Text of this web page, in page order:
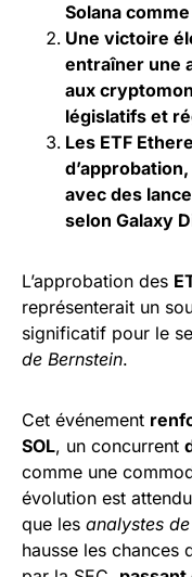
Solana
Une victoire
entraîner une
aux
législatifs et
Les ETF
avec des
selon Galaxy
L’approbation des
représenterait un
significatif pour le
de Bernstein.
Cet événement
SOL, un concurrent
comme une
évolution est
que les analystes
hausse les chances